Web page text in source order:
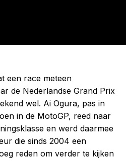
een race meteen
de Nederlandse Grand Prix
wel. Ai Ogura, pas in
in de MotoGP, reed naar
en werd daarmee
die sinds 2004 een
reden om verder te kijken